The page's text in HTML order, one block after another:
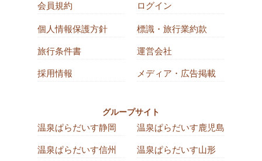
会員規約 ログイン
個人情報保護方針 標識・旅行業約款
旅行条件書 運営会社
採用情報 メディア・広告掲載
グループサイト
温泉ぱらだいす静岡 温泉ぱらだいす鹿児島
温泉ぱらだいす信州 温泉ぱらだいす山形